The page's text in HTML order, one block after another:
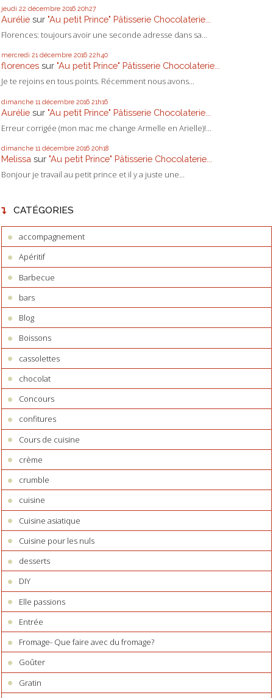
jeudi 22 décembre 2016 20h27
Aurélie sur "Au petit Prince" Pâtisserie Chocolaterie...
Florences: toujours avoir une seconde adresse dans sa...
mercredi 21 décembre 2016 22h40
florences sur "Au petit Prince" Pâtisserie Chocolaterie...
Je te rejoins en tous points. Récemment nous avons...
dimanche 11 décembre 2016 21h16
Aurélie sur "Au petit Prince" Pâtisserie Chocolaterie...
Erreur corrigée (mon mac me change Armelle en Arielle)!...
dimanche 11 décembre 2016 20h18
Melissa sur "Au petit Prince" Pâtisserie Chocolaterie...
Bonjour je travail au petit prince et il y a juste une...
CATÉGORIES
accompagnement
Apéritif
Barbecue
bars
Blog
Boissons
cassolettes
chocolat
Concours
confitures
Cours de cuisine
crème
crumble
cuisine
Cuisine asiatique
Cuisine pour les nuls
desserts
DIY
Elle passions
Entrée
Fromage- Que faire avec du fromage?
Goûter
Gratin